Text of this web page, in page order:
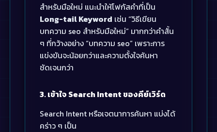
สำหรับมือใหม่ แนะนำให้โฟกัสคำที่เป็น
Long-tail Keyword เช่น “วิธีเขียน
บทความ seo สำหรับมือใหม่” มากกว่าคำสั้น
ๆ ที่กว้างอย่าง “บทความ seo” เพราะการ
แข่งขันจะน้อยกว่าและความตั้งใจค้นหา
ชัดเจนกว่า
3. เข้าใจ Search Intent ของคีย์เวิร์ด
Search Intent หรือเจตนาการค้นหา แบ่งได้
คร่าว ๆ เป็น